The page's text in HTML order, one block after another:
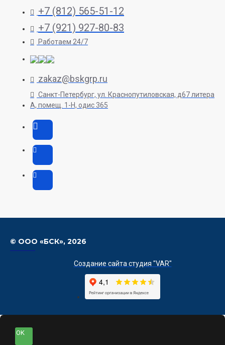
+7 (812) 565-51-12
+7 (921) 927-80-83
Работаем 24/7
zakaz@bskgrp.ru
Санкт-Петербург, ул. Краснопутиловская, д67 литера
А, помещ. 1-H, одис 365
© ООО «БСК», 2026
Создание сайта студия "VAR"
OK